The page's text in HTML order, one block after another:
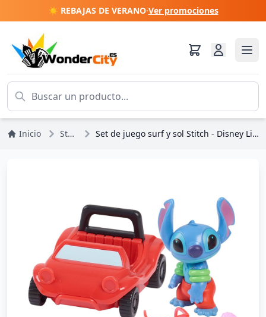
☀️ REBAJAS DE VERANO·Ver promociones
Inicio Stitch Set de juego surf y sol Stitch - Disney Lilo & Stitch